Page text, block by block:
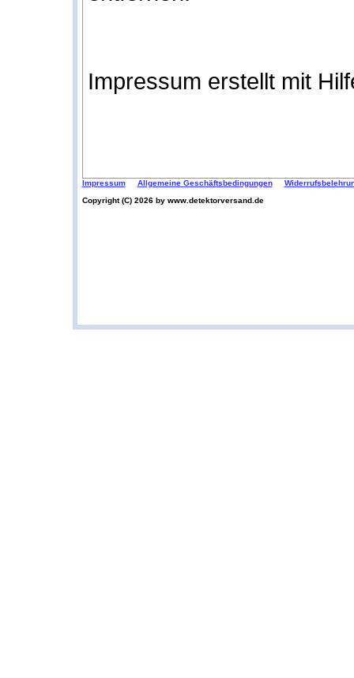
Impressum erstellt mit
Impressum Allgemeine Geschäftsbedingungen
Copyright (C) 2026 by www.detektorversand.de